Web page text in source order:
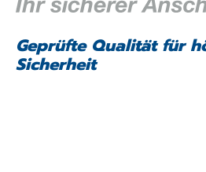
Geprüfte Qualität für
Sicherheit